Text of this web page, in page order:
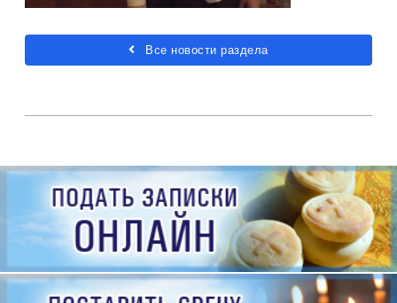
Все новости раздела